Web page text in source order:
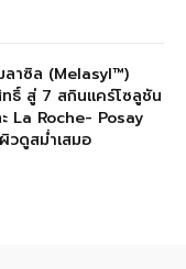
ลาซิล (Melasyl™)
ทธิ์ สู่ 7 สกินแคร์โซลูชัน
La Roche- Posay
วดูสม่ำเสมอ